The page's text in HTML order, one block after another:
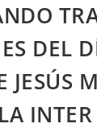
DEL
JESÚS
INTER